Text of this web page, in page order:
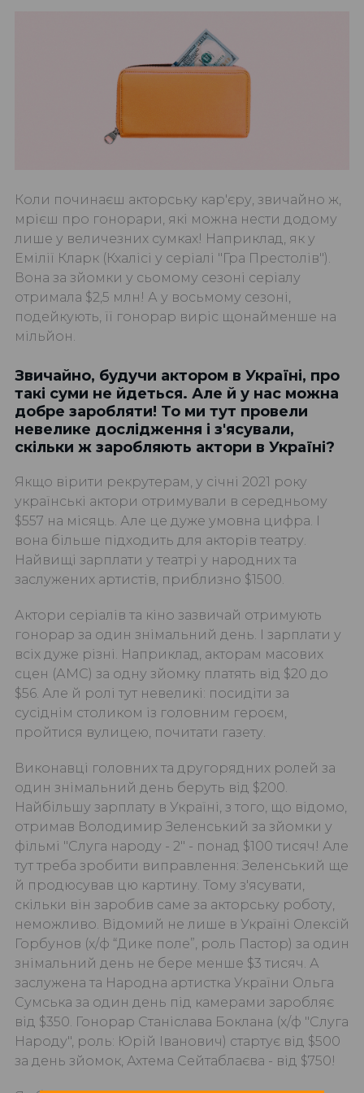
Коли починаєш акторську кар'єру, звичайно ж,
мрієш про гонорари, які можна нести додому
лише у величезних сумках! Наприклад, як у
Емілії Кларк (Кхалісі у серіалі "Гра Престолів").
Вона за зйомки у сьомому сезоні серіалу
отримала $2,5 млн! А у восьмому сезоні,
подейкують, її гонорар виріс щонайменше на
мільйон.
Звичайно, будучи актором в Україні, про
такі суми не йдеться. Але й у нас можна
добре заробляти! То ми тут провели
невелике дослідження і з'ясували,
скільки ж заробляють актори в Україні?
Якщо вірити рекрутерам, у січні 2021 року
українські актори отримували в середньому
$557 на місяць. Але це дуже умовна цифра. І
вона більше підходить для акторів театру.
Найвищі зарплати у театрі у народних та
заслужених артистів, приблизно $1500.
Актори серіалів та кіно зазвичай отримують
гонорар за один знімальний день. І зарплати у
всіх дуже різні. Наприклад, акторам масових
сцен (АМС) за одну зйомку платять від $20 до
$56. Але й ролі тут невеликі: посидіти за
сусіднім столиком із головним героєм,
пройтися вулицею, почитати газету.
Виконавці головних та другорядних ролей за
один знімальний день беруть від $200.
Найбільшу зарплату в Україні, з того, що відомо,
отримав Володимир Зеленський за зйомки у
фільмі "Слуга народу - 2" - понад $100 тисяч! Але
тут треба зробити виправлення: Зеленський ще
й продюсував цю картину. Тому з'ясувати,
скільки він заробив саме за акторську роботу,
неможливо. Відомий не лише в Україні Олексій
Горбунов (х/ф “Дике поле”, роль Пастор) за один
знімальний день не бере менше $3 тисяч. А
заслужена та Народна артистка України Ольга
Сумська за один день під камерами заробляє
від $350. Гонорар Станіслава Боклана (х/ф "Слуга
Народу", роль: Юрій Іванович) стартує від $500
за день зйомок, Ахтема Сейтаблаєва - від $750!